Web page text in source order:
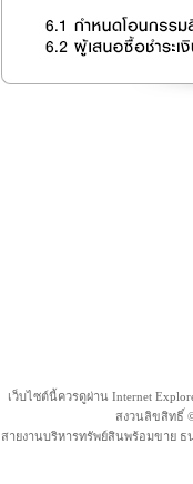
เว็บไซต์นี้ควรดูผ่าน Internet
สงวนลิขสิทธิ์
สายงานบริหารทรัพย์สินพร้อมขาย ธน